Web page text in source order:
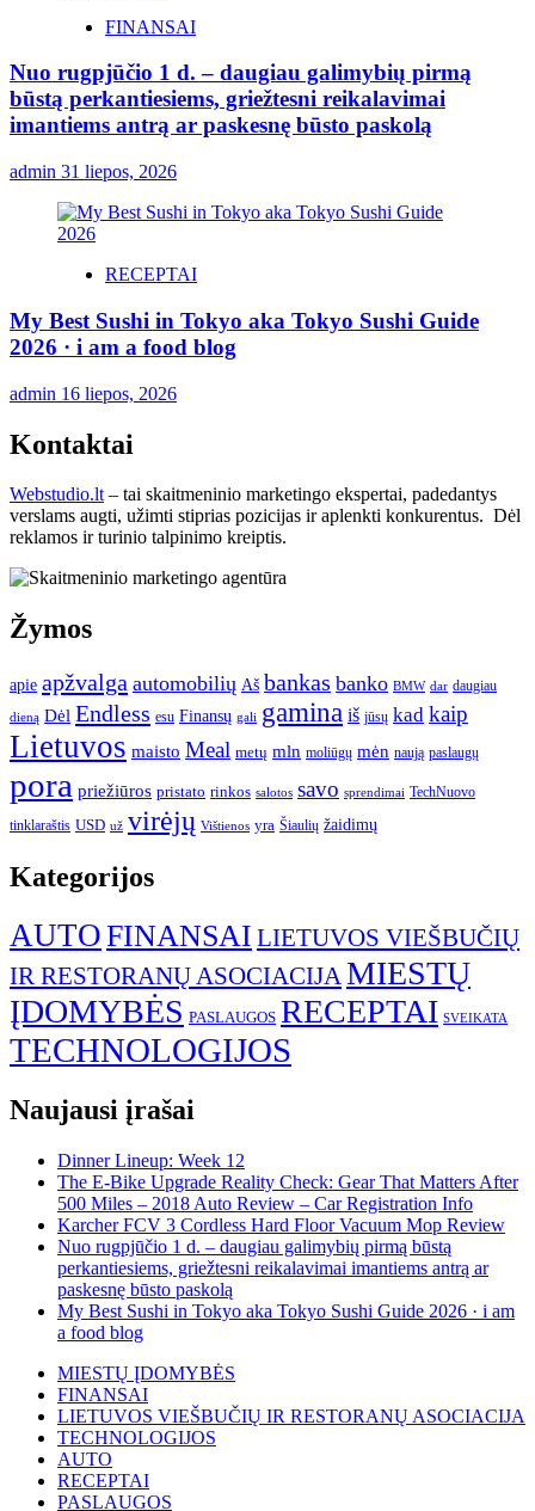
FINANSAI
Nuo rugpjūčio 1 d. – daugiau galimybių pirmą
būstą perkantiesiems, griežtesni reikalavimai
imantiems antrą ar paskesnę būsto paskolą
admin 31 liepos, 2026
RECEPTAI
My Best Sushi in Tokyo aka Tokyo Sushi Guide
2026 · i am a food blog
admin 16 liepos, 2026
Kontaktai
Webstudio.lt– tai skaitmeninio marketingo ekspertai, padedantys
verslams augti, užimti stiprias pozicijas ir aplenkti konkurentus. Dėl
reklamos ir turinio talpinimo kreiptis.
Žymos
apie apžvalga automobilių Aš bankas banko BMW dar daugiau
dieną Dėl Endless esu Finansų gali gamina iš jūsų kad kaip
Lietuvos maisto Meal metų mln moliūgų mėn naują paslaugų
pora priežiūros pristato rinkos salotos savo sprendimai TechNuovo
tinklaraštis USD už virėjų Vištienos yra Šiaulių žaidimų
Kategorijos
AUTOFINANSAI LIETUVOS VIEŠBUČIŲ
IR RESTORANŲ ASOCIACIJAMIESTŲ
ĮDOMYBĖS PASLAUGOS RECEPTAI SVEIKATA
TECHNOLOGIJOS
Naujausi įrašai
Dinner Lineup: Week 12
The E-Bike Upgrade Reality Check: Gear That Matters After
500 Miles – 2018 Auto Review – Car Registration Info
Karcher FCV 3 Cordless Hard Floor Vacuum Mop Review
Nuo rugpjūčio 1 d. – daugiau galimybių pirmą būstą
perkantiesiems, griežtesni reikalavimai imantiems antrą ar
paskesnę būsto paskolą
My Best Sushi in Tokyo aka Tokyo Sushi Guide 2026 · i am
a food blog
MIESTŲ ĮDOMYBĖS
FINANSAI
LIETUVOS VIEŠBUČIŲ IR RESTORANŲ ASOCIACIJA
TECHNOLOGIJOS
AUTO
RECEPTAI
PASLAUGOS